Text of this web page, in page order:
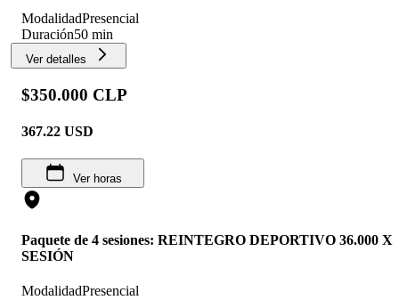
ModalidadPresencial
Duración50 min
Ver detalles
$350.000 CLP
367.22 USD
Ver horas
Paquete de 4 sesiones: REINTEGRO DEPORTIVO 36.000 X
SESIÓN
ModalidadPresencial